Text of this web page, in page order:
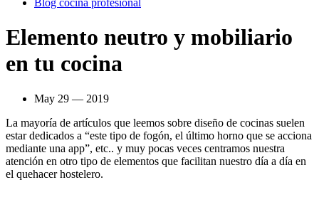
Blog cocina profesional
Elemento neutro y mobiliario
en tu cocina
May 29 — 2019
La mayoría de artículos que leemos sobre diseño de cocinas suelen
estar dedicados a “este tipo de fogón, el último horno que se acciona
mediante una app”, etc.. y muy pocas veces centramos nuestra
atención en otro tipo de elementos que facilitan nuestro día a día en
el quehacer hostelero.